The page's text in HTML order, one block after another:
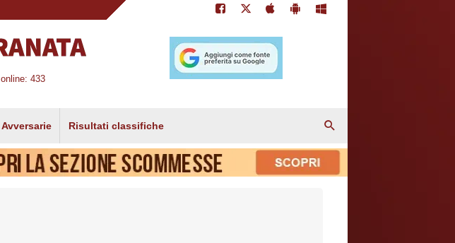
online: 433
Avversarie Risultati classifiche